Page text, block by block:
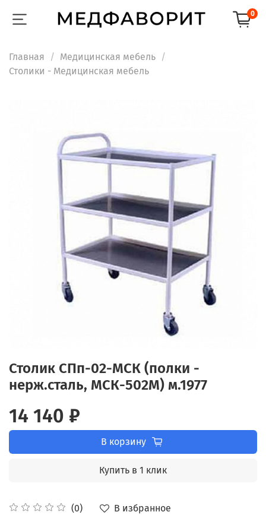
0
Главная
Медицинская мебель
Столики - Медицинская мебель
Столик СПп-02-МСК (полки -
нерж.сталь, МСК-502М) м.1977
(0)
В избранное
14 140 ₽
В корзину
Купить в 1 клик